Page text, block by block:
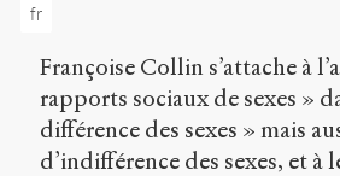
fr
Françoise Collin s’attache à
rapports sociaux de sexes »
différence des sexes » mais
d’indifférence des sexes, et